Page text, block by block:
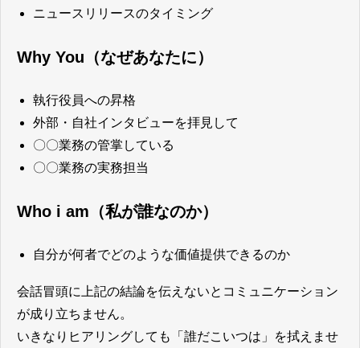
ニュースリリースのタイミング
Why You（なぜあなたに）
執行役員への昇格
外部・自社インタビューを拝見して
〇〇業務の管掌している
〇〇業務の実務担当
Who i am（私が誰なのか）
自分が何者でどのような価値提供できるのか
会話冒頭に上記の結論を伝えないとコミュニケーション
が成り立ちません。
いきなりヒアリングしても「誰だこいつは」を拭えませ